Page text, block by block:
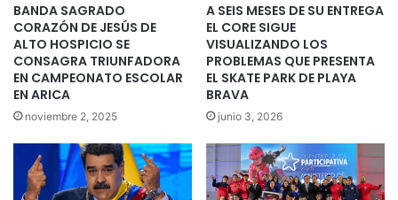
BANDA SAGRADO
CORAZÓN DE JESÚS DE
ALTO HOSPICIO SE
CONSAGRA TRIUNFADORA
EN CAMPEONATO ESCOLAR
EN ARICA
noviembre 2, 2025
A SEIS MESES DE SU ENTREGA
EL CORE SIGUE
VISUALIZANDO LOS
PROBLEMAS QUE PRESENTA
EL SKATE PARK DE PLAYA
BRAVA
junio 3, 2026